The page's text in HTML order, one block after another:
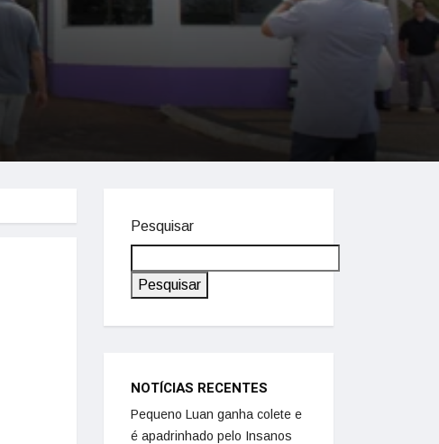
Pesquisar
Pesquisar
NOTÍCIAS RECENTES
Pequeno Luan ganha colete e
é apadrinhado pelo Insanos